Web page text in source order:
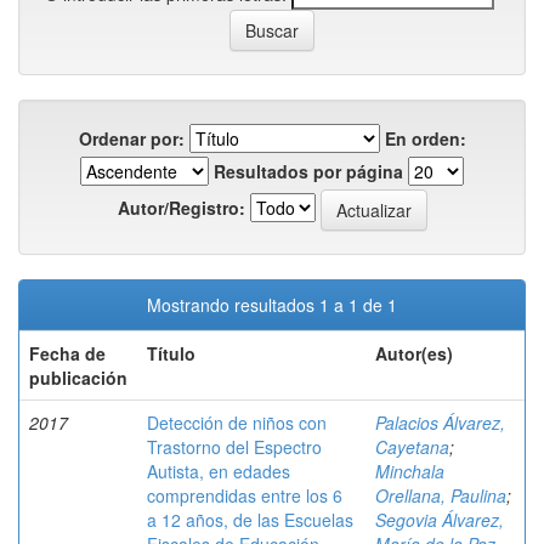
Ordenar por:
En orden:
Resultados por página
Autor/Registro:
Mostrando resultados 1 a 1 de 1
Fecha de
publicación
Título Autor(es)
2017
Detección de niños con
Trastorno del Espectro
Autista, en edades
comprendidas entre los 6
a 12 años, de las Escuelas
Palacios Álvarez,
Cayetana;
Minchala
Orellana, Paulina;
Segovia Álvarez,